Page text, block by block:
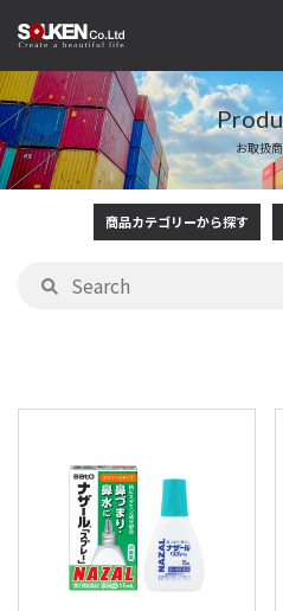
お取扱
商品カテゴリーから探す